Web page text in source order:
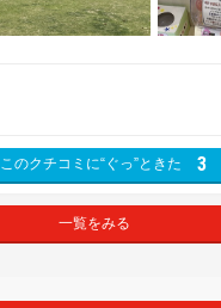
このクチコミに“ぐっ”ときた 3
一覧をみる